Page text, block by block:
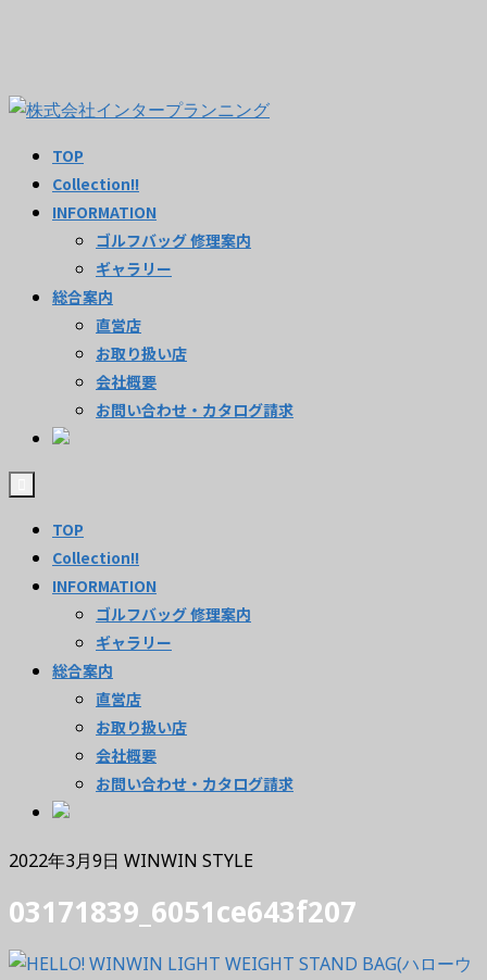
TOP
Collection!!
INFORMATION
ゴルフバッグ 修理案内
ギャラリー
総合案内
直営店
お取り扱い店
会社概要
お問い合わせ・カタログ請求
TOP
Collection!!
INFORMATION
ゴルフバッグ 修理案内
ギャラリー
総合案内
直営店
お取り扱い店
会社概要
お問い合わせ・カタログ請求
2022年3月9日 WINWIN STYLE
03171839_6051ce643f207